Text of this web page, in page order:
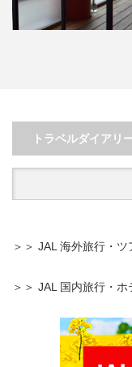
トラベルダイアリ
＞＞ JAL 海外旅行・ツ
＞＞ JAL 国内旅行・